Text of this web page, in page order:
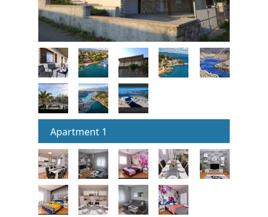
Treffen Sie Kroatien
museen
Apartment 1